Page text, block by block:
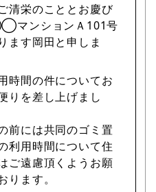
栄のこととお慶び
マンションＡ101号
ます岡田と申しま
時間の件についてお
りを差し上げまし
前には共同のゴミ置
利用時間について住
ご遠慮頂くようお願
ります。